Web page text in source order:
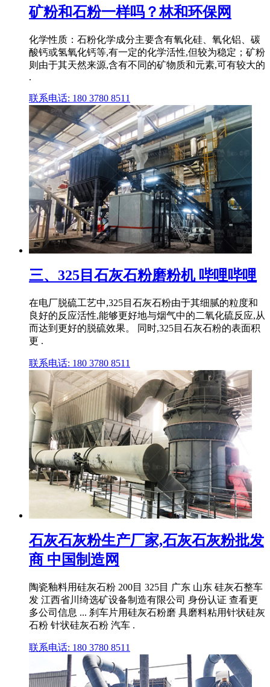
矿粉和石粉一样吗？林和环保网
化学性质：石粉化学成分主要含有氧化硅、氧化铝、碳
酸钙或氢氧化钙等,有一定的化学活性,但较为稳定；矿粉
则由于其天然来源,含有不同的矿物质和元素,可有较大的
.
联系电话: 180 3780 8511
三、325目石灰石粉磨粉机 哔哩哔哩
在电厂脱硫工艺中,325目石灰石粉由于其细腻的粒度和
良好的反应活性,能够更好地与烟气中的二氧化硫反应,从
而达到更好的脱硫效果。 同时,325目石灰石粉的表面积
更 .
联系电话: 180 3780 8511
石灰石灰粉生产厂家,石灰石灰粉批发
商 中国制造网
陶瓷釉料用硅灰石粉 200目 325目 广东 山东 硅灰石整车
发 江西省川绮选矿设备制造有限公司 身份认证 查看更
多公司信息 ... 刹车片用硅灰石粉磨 具磨料粘用针状硅灰
石粉 针状硅灰石粉 汽车 .
联系电话: 180 3780 8511